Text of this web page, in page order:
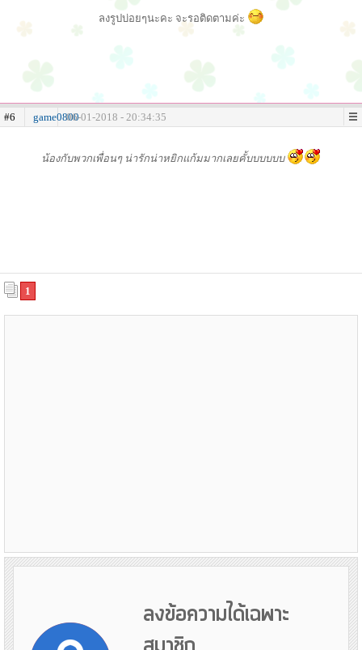
ลงรูปบ่อยๆนะคะ จะรอติดตามค่ะ
#6 game080006-01-2018 - 20:34:35
น้องกับพวกเพื่อนๆ น่ารักน่าหยิกแก้มมากเลยคั้บบบบบบ
1
ลงข้อความได้เฉพาะ